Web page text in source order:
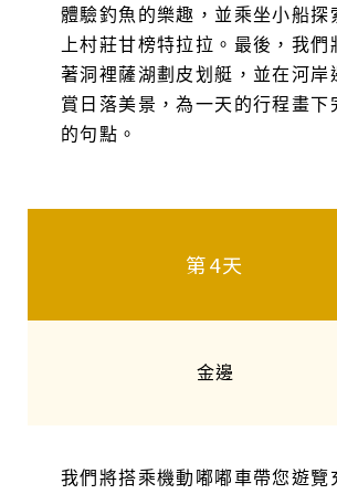
體驗釣魚的樂趣，並乘坐小船探
上村莊甘榜特拉拉。最後，我們
著洞裡薩湖劃皮划艇，並在河岸
賞日落美景，為一天的行程畫下
的句點。
第4天
金邊
我們將搭乘機動嘟嘟車帶您遊覽